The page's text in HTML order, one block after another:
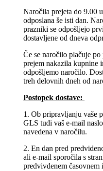
Naročila prejeta do 9.00
odposlana še isti dan.
prazniki se odpošljejo
dostavljene od dneva
Če se naročilo plačuje
prejem nakazila kupnine
odpošljemo naročilo.
treh delovnih dneh od
Postopek dostave:
1. Ob pripravljanju vaše
GLS tudi vaš e-mail
navedena v naročilu.
2. En dan pred
ali e-mail sporočila s
predvivdenem časovnem